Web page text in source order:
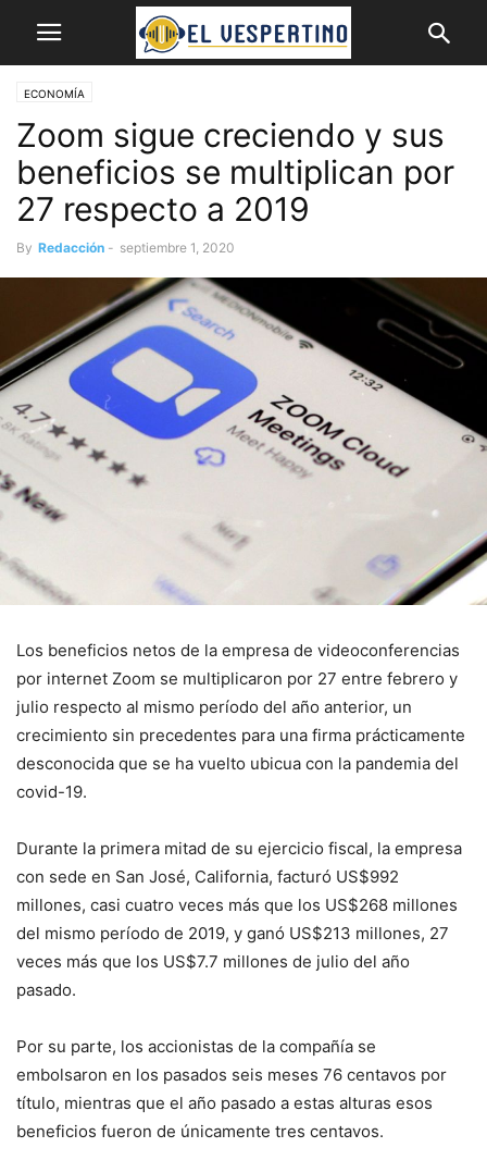
ECONOMÍA
Zoom sigue creciendo y sus
beneficios se multiplican por
27 respecto a 2019
By Redacción - septiembre 1, 2020
Los beneficios netos de la empresa de videoconferencias
por internet Zoom se multiplicaron por 27 entre febrero y
julio respecto al mismo período del año anterior, un
crecimiento sin precedentes para una firma prácticamente
desconocida que se ha vuelto ubicua con la pandemia del
covid-19.
Durante la primera mitad de su ejercicio fiscal, la empresa
con sede en San José, California, facturó US$992
millones, casi cuatro veces más que los US$268 millones
del mismo período de 2019, y ganó US$213 millones, 27
veces más que los US$7.7 millones de julio del año
pasado.
Por su parte, los accionistas de la compañía se
embolsaron en los pasados seis meses 76 centavos por
título, mientras que el año pasado a estas alturas esos
beneficios fueron de únicamente tres centavos.